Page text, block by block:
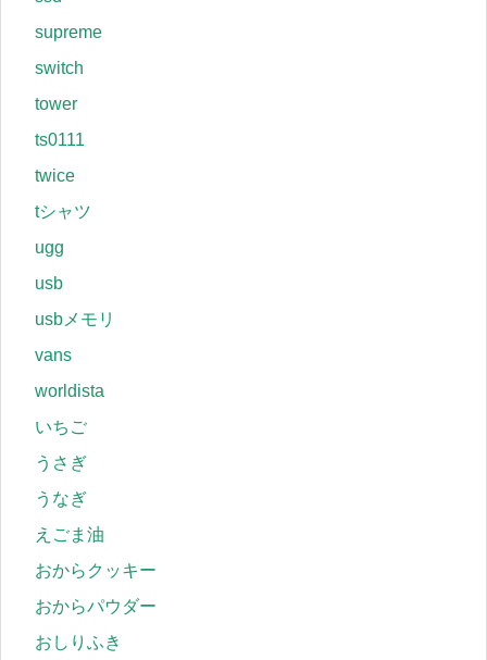
supreme
switch
tower
ts0111
twice
tシャツ
ugg
usb
usbメモリ
vans
worldista
いちご
うさぎ
うなぎ
えごま油
おからクッキー
おからパウダー
おしりふき